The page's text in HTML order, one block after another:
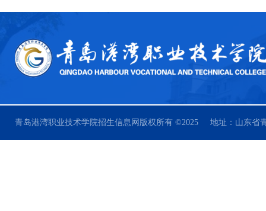
青岛港湾职业技术学院招生信息网版权所有 ©2025 地址：山东